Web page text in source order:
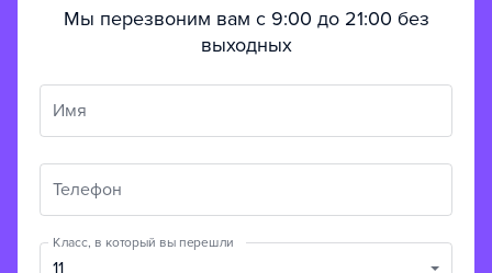
Мы перезвоним вам с 9:00 до 21:00 без
выходных
Имя
Телефон
Класс, в который вы перешли
11